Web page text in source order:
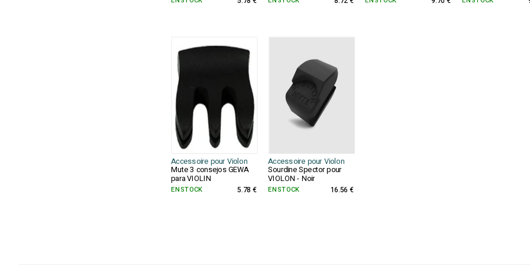
Accessoire pour Violon Accessoire pour Violon
Mute 3 consejos GEWA
para VIOLIN
Sourdine Spector pour
VIOLON - Noir
EN STOCK 5.78 € EN STOCK 16.56 €